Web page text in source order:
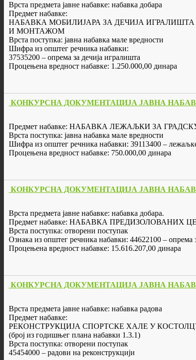
Врста предмета јавне набавке: набавка добара
Предмет набавке:
НАБАВКА МОБИЛИЈАРА ЗА ДЕЧИЈА
И МОНТАЖОМ
Врста поступка: јавна набавка мале вредности
Шифра из општег речника набавки:
37535200 – опрема за дечија игралишта
Процењена вредност набавке: 1.250.000,00 динара
КОНКУРСНА ДОКУМЕНТАЦИЈА ЈАВНА
Предмет набавке: НАБАВКА ЛЕЖАЉКИ ЗА
Врста поступка: јавна набавка мале вредности
Шифра из општег речника набавки: 39113400 –
Процењена вредност набавке: 750.000,00 динара
КОНКУРСНА ДОКУМЕНТАЦИЈА ЈАВНА
Врста предмета јавне набавке: набавка добарa.
Предмет набавке: НАБАВКА
Врста поступка: отворени поступак
Ознака из општег речника набавки: 44622100 – опрема
Процењена вредност набавке: 15.616.207,00 динара
КОНКУРСНА ДОКУМЕНТАЦИЈА ЈАВНА
Врста предмета јавне набавке: набавка радова
Предмет набавке:
РЕКОНСТРУКЦИЈА СПОРТСКЕ ХАЛЕ У
(број из годишњег плана набавки 1.3.1)
Врста поступка: отворени поступак
45454000 – радови на реконструкцији